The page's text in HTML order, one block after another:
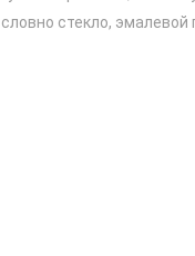
словно стекло,